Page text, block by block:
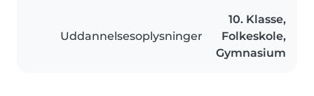
Uddannelsesoplysninger
10. Klasse,
Folkeskole,
Gymnasium